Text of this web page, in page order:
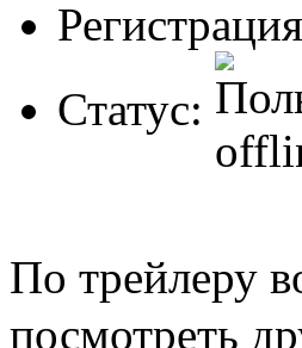
Статус:
По трейлеру
посмотреть